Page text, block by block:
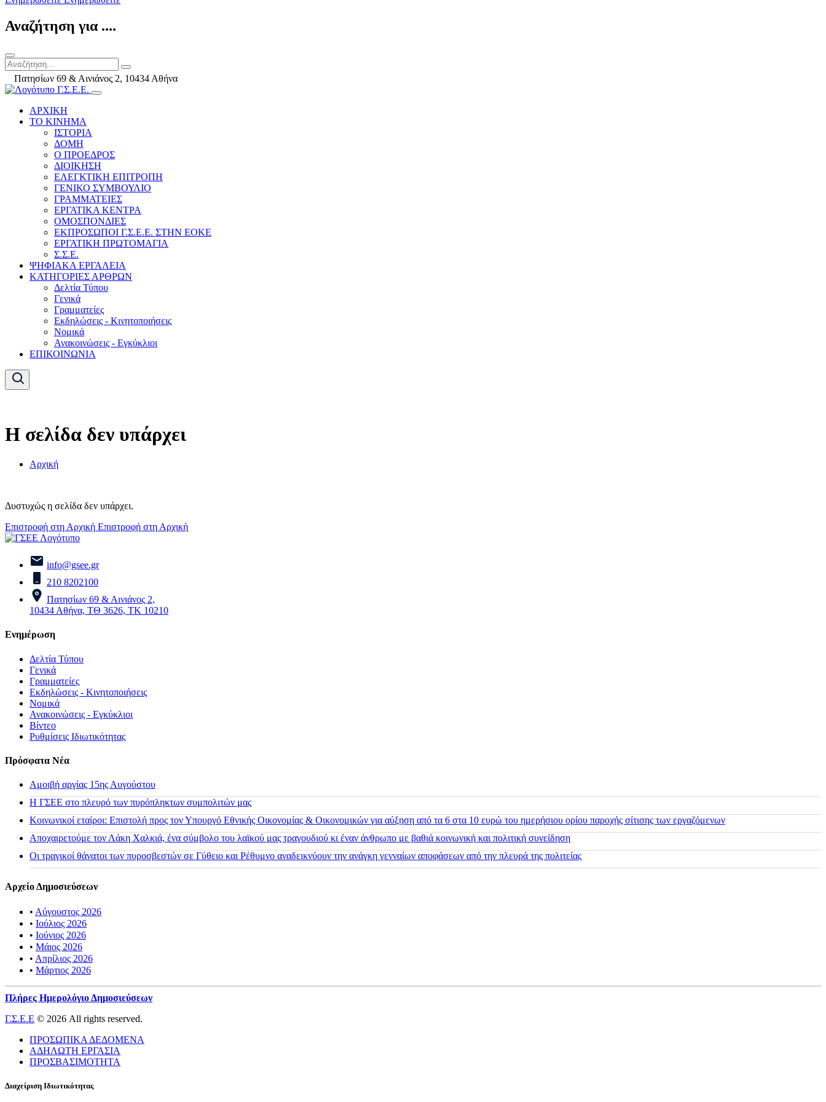
Αναζήτηση για ....
Πατησίων 69 & Αινιάνος 2, 10434 Αθήνα
ΑΡΧΙΚΗ
ΤΟ ΚΙΝΗΜΑ
ΙΣΤΟΡΙΑ
ΔΟΜΗ
Ο ΠΡΟΕΔΡΟΣ
ΔΙΟΙΚΗΣΗ
ΕΛΕΓΚΤΙΚΗ ΕΠΙΤΡΟΠΗ
ΓΕΝΙΚΟ ΣΥΜΒΟΥΛΙΟ
ΓΡΑΜΜΑΤΕΙΕΣ
ΕΡΓΑΤΙΚΑ ΚΕΝΤΡΑ
ΟΜΟΣΠΟΝΔΙΕΣ
ΕΚΠΡΟΣΩΠΟΙ Γ.Σ.Ε.Ε. ΣΤΗΝ ΕΟΚΕ
ΕΡΓΑΤΙΚΗ ΠΡΩΤΟΜΑΓΙΑ
Σ.Σ.Ε.
ΨΗΦΙΑΚΑ ΕΡΓΑΛΕΙΑ
ΚΑΤΗΓΟΡΙΕΣ ΑΡΘΡΩΝ
Δελτία Τύπου
Γενικά
Γραμματείες
Εκδηλώσεις - Κινητοποιήσεις
Νομικά
Ανακοινώσεις - Εγκύκλιοι
ΕΠΙΚΟΙΝΩΝΙΑ
Η σελίδα δεν υπάρχει
Αρχική
Δυστυχώς η σελίδα δεν υπάρχει.
Επιστροφή στη Αρχική Επιστροφή στη Αρχική
info@gsee.gr
210 8202100
Πατησίων 69 & Αινιάνος 2,
10434 Αθήνα, ΤΘ 3626, ΤΚ 10210
Ενημέρωση
Δελτία Τύπου
Γενικά
Γραμματείες
Εκδηλώσεις - Κινητοποιήσεις
Νομικά
Ανακοινώσεις - Εγκύκλιοι
Βίντεο
Ρυθμίσεις Ιδιωτικότητας
Πρόσφατα Νέα
Αμοιβή αργίας 15ης Αυγούστου
H ΓΣΕΕ στο πλευρό των πυρόπληκτων συμπολιτών μας
Κοινωνικοί εταίροι: Επιστολή προς τον Υπουργό Εθνικής Οικονομίας & Οικονομικών για αύξηση από τα 6 στα 10 ευρώ του ημερήσιου ορίου παροχής σίτισης των εργαζόμενων
Αποχαιρετούμε τον Λάκη Χαλκιά, ένα σύμβολο του λαϊκού μας τραγουδιού κι έναν άνθρωπο με βαθιά κοινωνική και πολιτική συνείδηση
Οι τραγικοί θάνατοι των πυροσβεστών σε Γύθειο και Ρέθυμνο αναδεικνύουν την ανάγκη γενναίων αποφάσεων από την πλευρά της πολιτείας
Αρχείο Δημοσιεύσεων
• Αύγουστος 2026
• Ιούλιος 2026
• Ιούνιος 2026
• Μάιος 2026
• Απρίλιος 2026
• Μάρτιος 2026
Πλήρες Ημερολόγιο Δημοσιεύσεων
Γ.Σ.Ε.Ε © 2026 All rights reserved.
ΠΡΟΣΩΠΙΚΑ ΔΕΔΟΜΕΝΑ
ΑΔΗΛΩΤΗ ΕΡΓΑΣΙΑ
ΠΡΟΣΒΑΣΙΜΟΤΗΤΑ
Διαχείριση Ιδιωτικότητας